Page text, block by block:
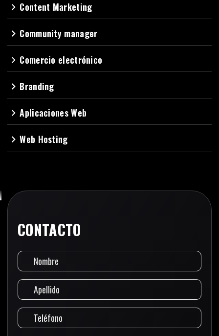
navigate_next Content Marketing
navigate_next Community manager
navigate_next Comercio electrónico
navigate_next Branding
navigate_nextAplicaciones Web
navigate_nextWeb Hosting
CONTACTO